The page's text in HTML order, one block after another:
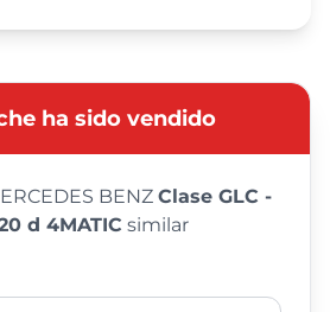
ha sido vendido
BENZ Clase GLC -
d 4MATIC similar